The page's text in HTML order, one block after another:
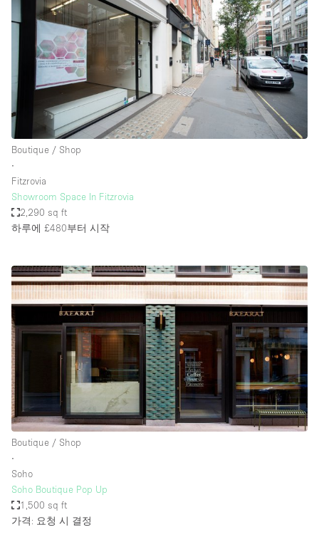
Boutique / Shop
∙
Fitzrovia
Showroom Space In Fitzrovia
2,290 sq ft
하루에 £480부터 시작
Boutique / Shop
∙
Soho
Soho Boutique Pop Up
1,500 sq ft
가격: 요청 시 결정